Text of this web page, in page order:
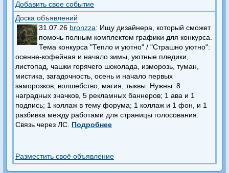
Добавить свое событие
Доска объявлений
31.07.26 bronzza: Ищу дизайнера, который сможет
помочь полным комплектом графики для конкурса.
Тема конкурса "Тепло и уютно" / "Страшно уютно":
осенне-кофейная и начало зимы, уютные пледики,
листопад, чашки горячего шоколада, изморозь, туман,
мистика, загадочность, осень и начало первых
заморозков, волшебство, магия, тыквы. Нужны: 8
наградных значков, 5 рекламных баннеров; 1 ава и 1
подпись; 1 коллаж в тему форума; 1 коллаж и 1 фон, и 1
разбивка между работами для страницы голосования.
Связь через ЛС. Подробнее
Разместить своё объявление